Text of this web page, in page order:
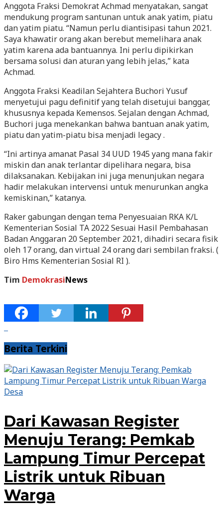
Anggota Fraksi Demokrat Achmad menyatakan, sangat
mendukung program santunan untuk anak yatim, piatu
dan yatim piatu. “Namun perlu diantisipasi tahun 2021.
Saya khawatir orang akan berebut memelihara anak
yatim karena ada bantuannya. Ini perlu dipikirkan
bersama solusi dan aturan yang lebih jelas,” kata
Achmad.
Anggota Fraksi Keadilan Sejahtera Buchori Yusuf
menyetujui pagu definitif yang telah disetujui banggar,
khususnya kepada Kemensos. Sejalan dengan Achmad,
Buchori juga menekankan bahwa bantuan anak yatim,
piatu dan yatim-piatu bisa menjadi legacy .
“Ini artinya amanat Pasal 34 UUD 1945 yang mana fakir
miskin dan anak terlantar dipelihara negara, bisa
dilaksanakan. Kebijakan ini juga menunjukan negara
hadir melakukan intervensi untuk menurunkan angka
kemiskinan,” katanya.
Raker gabungan dengan tema Penyesuaian RKA K/L
Kementerian Sosial TA 2022 Sesuai Hasil Pembahasan
Badan Anggaran 20 September 2021, dihadiri secara fisik
oleh 17 orang, dan virtual 24 orang dari sembilan fraksi. (
Biro Hms Kementerian Sosial RI ).
Tim DemokrasiNews
Berita Terkini
Desa
Dari Kawasan Register
Menuju Terang: Pemkab
Lampung Timur Percepat
Listrik untuk Ribuan
Warga